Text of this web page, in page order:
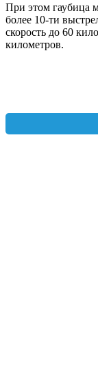
При этом гаубица
более 10-ти
скорость до 60
километров.